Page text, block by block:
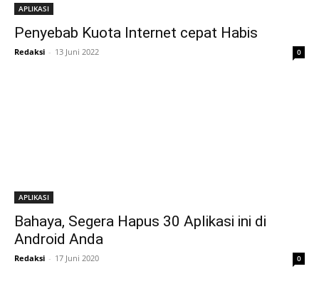
APLIKASI
Penyebab Kuota Internet cepat Habis
Redaksi - 13 Juni 2022 0
APLIKASI
Bahaya, Segera Hapus 30 Aplikasi ini di
Android Anda
Redaksi - 17 Juni 2020 0